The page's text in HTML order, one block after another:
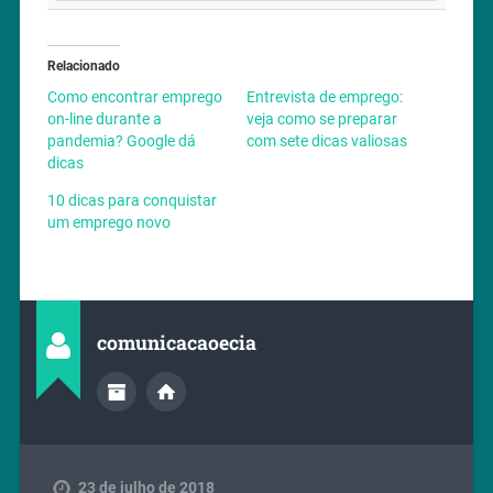
Relacionado
Como encontrar emprego
on-line durante a
pandemia? Google dá
dicas
Entrevista de emprego:
veja como se preparar
com sete dicas valiosas
10 dicas para conquistar
um emprego novo
comunicacaoecia
23 de julho de 2018